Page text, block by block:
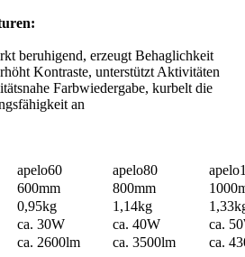
beruhigend, erzeugt Behaglichkeit
Kontraste, unterstützt Aktivitäten
Farbwiedergabe, kurbelt die
an
apelo60 apelo80
600mm 800mm
0,95kg 1,14kg
ca. 30W ca. 40W
ca.
ca. 2600lm ca. 3500lm ca.